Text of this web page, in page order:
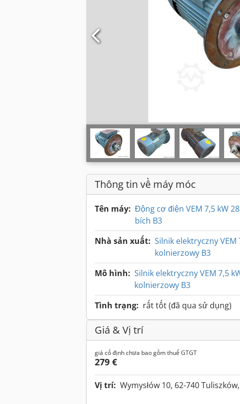
Thông tin về máy móc
Tên máy: Động cơ điện VEM 7,5 kW
bích B3
Nhà sản xuất: Silnik elektryczny
kolnierzowy B3
Mô hình: Silnik elektryczny VEM 7,5
kolnierzowy B3
Tình trạng: rất tốt (đã qua sử dụng)
Giá & Vị trí
giá cố định chưa bao gồm thuế GTGT
279 €
Vị trí: Wymysłów 10, 62-740